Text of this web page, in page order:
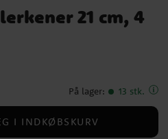
21 cm, 4
På lager: 13 stk.
I INDKØBSKURV